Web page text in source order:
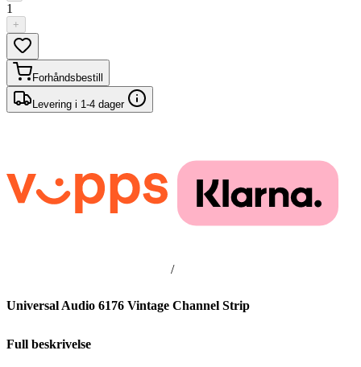
1
+
Forhåndsbestill
Levering i 1-4 dager
/
Universal Audio 6176 Vintage Channel Strip
Full beskrivelse